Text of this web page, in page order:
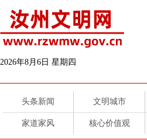
2026年8月6日 星期四
头条新闻 文明城市
家道家风 核心价值观